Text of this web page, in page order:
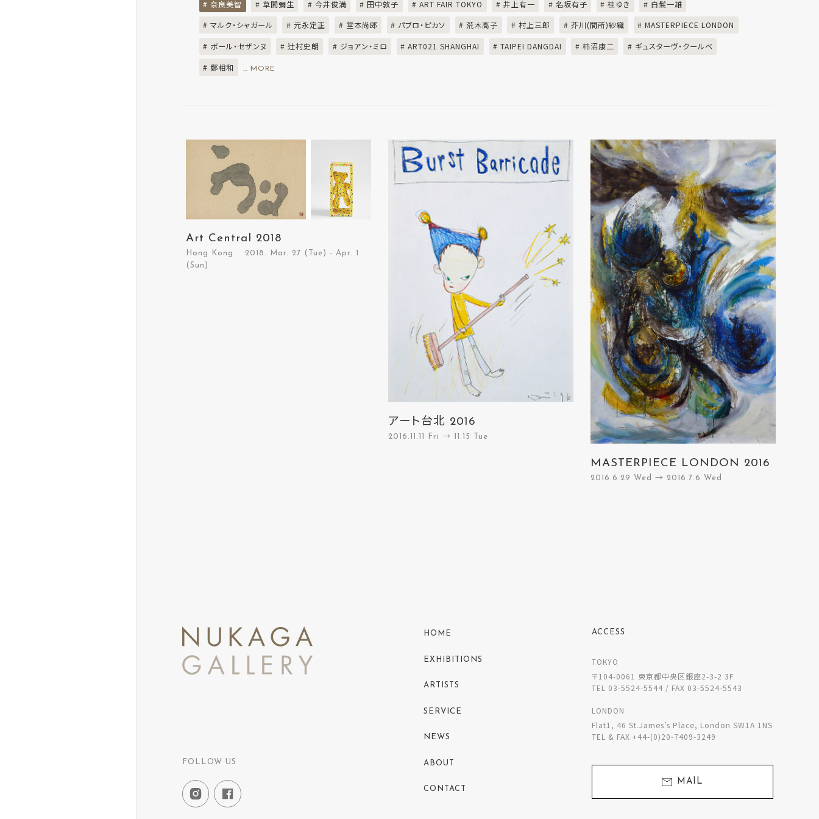
# 奈良美智 # 草間彌生 # 今井俊満 # 田中敦子 # ART FAIR TOKYO # 井上有一 # 名坂有子 # 桂ゆき # 白髪一雄
# マルク・シャガール # 元永定正 # 堂本尚郎 # パブロ・ピカソ # 荒木高子 # 村上三郎 # 芥川(間所)紗織 # MASTERPIECE LONDON
# ポール・セザンヌ # 辻村史朗 # ジョアン・ミロ # ART021 SHANGHAI # TAIPEI DANGDAI # 柿沼康二 # ギュスターヴ・クールベ
# 鄭相和 … MORE
Art Central 2018
Hong Kong 2018. Mar. 27 (Tue) - Apr. 1
(Sun)
アート台北 2016
2016.11.11 Fri → 11.15 Tue
MASTERPIECE LONDON 2016
2016.6.29 Wed → 2016.7.6 Wed
HOME
EXHIBITIONS
ARTISTS
SERVICE
NEWS
ABOUT
CONTACT
ACCESS
TOKYO
〒104-0061 東京都中央区銀座2-3-2 3F
TEL 03-5524-5544 / FAX 03-5524-5543
LONDON
Flat1, 46 St.James’s Place, London SW1A 1NS
TEL & FAX +44-(0)20-7409-3249
MAIL
FOLLOW US